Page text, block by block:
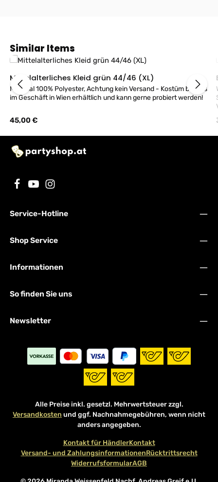
Produktgalerie überspringen
Similar Items
Mittelalterliches Kleid grün 44/46 (XL)
Material 100% Polyester, Achtung kein Versand - Kostüm bei uns
im Geschäft in Wien erhältlich und kann gerne probiert werden!
Regulärer Preis:
45,00 €
Service-Hotline
Shop Service
Informationen
So finden Sie uns
Newsletter
Alle Preise inkl. gesetzl. Mehrwertsteuer zzgl.
Versandkosten und ggf. Nachnahmegebühren, wenn nicht
anders angegeben.
Kontakt für HändlerKontakt
Versand- und ZahlungsinformationenRücktrittsrecht
WiderrufsformularAGB